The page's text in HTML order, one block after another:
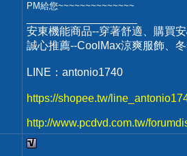
PM給您~~~~~~~~~~~~~~
安東機能商品--穿著舒適、購買
誠心推薦--CoolMax涼爽服飾、
LINE：antonio1740
https://shopee.tw/
http://www.pcdvd.com.tw/